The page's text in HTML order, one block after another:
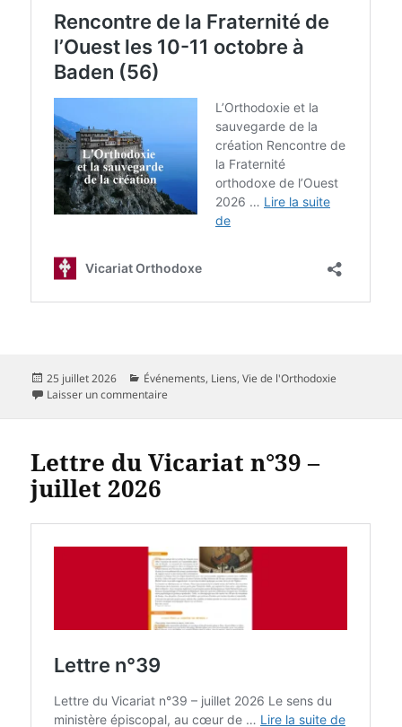
Publié
le
25 juillet 2026 Catégories
Événements, Liens,Vie de l'Orthodoxie
Laisser un commentairesur Rencontre de la Fraternité de l’Ouest les
Lettre du Vicariat n°39 –
juillet 2026